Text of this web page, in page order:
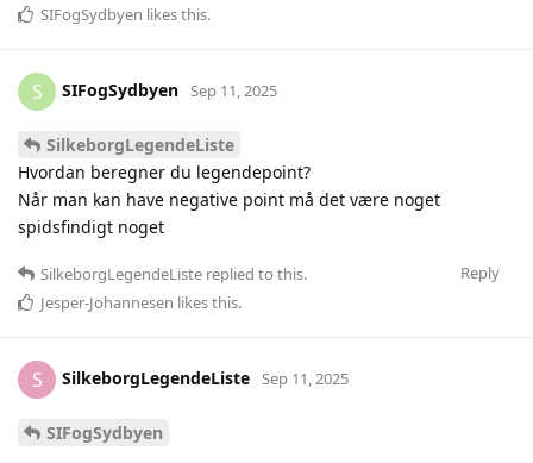
SIFogSydbyen likes this.
S SIFogSydbyen Sep 11, 2025
SilkeborgLegendeListe
Hvordan beregner du legendepoint?
Når man kan have negative point må det være noget
spidsfindigt noget
Reply
SilkeborgLegendeListe replied to this.
Jesper-Johannesen likes this.
S SilkeborgLegendeListe Sep 11, 2025
SIFogSydbyen